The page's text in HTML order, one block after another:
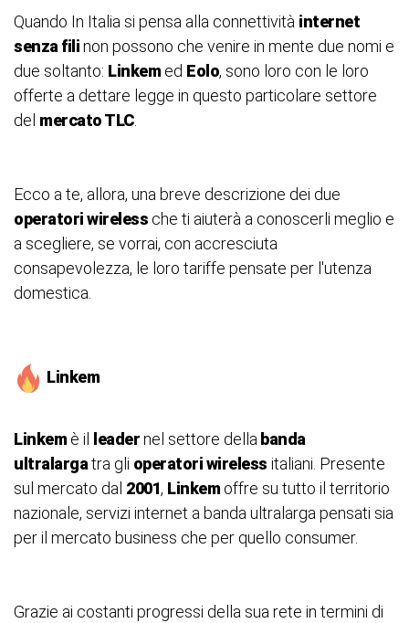
Quando In Italia si pensa alla connettività internet
senza filinon possono che venire in mente due nomi e
due soltanto: Linkem ed Eolo, sono loro con le loro
offerte a dettare legge in questo particolare settore
del mercato TLC.
Ecco a te, allora, una breve descrizione dei due
operatori wireless che ti aiuterà a conoscerli meglio e
a scegliere, se vorrai, con accresciuta
consapevolezza, le loro tariffe pensate per l'utenza
domestica.
Linkem
Linkem è il leadernel settore dellabanda
ultralargatra gli operatori wireless italiani. Presente
sul mercato dal 2001, Linkem offre su tutto il territorio
nazionale, servizi internet a banda ultralarga pensati sia
per il mercato business che per quello consumer.
Grazie ai costanti progressi della sua rete in termini di